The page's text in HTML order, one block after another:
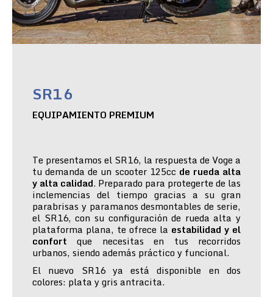
SR16
EQUIPAMIENTO PREMIUM
Te presentamos el SR16, la respuesta de Voge a
tu demanda de un scooter 125cc de rueda alta
y alta calidad. Preparado para protegerte de las
inclemencias del tiempo gracias a su gran
parabrisas y paramanos desmontables de serie,
el SR16, con su configuración de rueda alta y
plataforma plana, te ofrece la estabilidad y el
confort que necesitas en tus recorridos
urbanos, siendo además práctico y funcional.
El nuevo SR16 ya está disponible en dos
colores: plata y gris antracita.